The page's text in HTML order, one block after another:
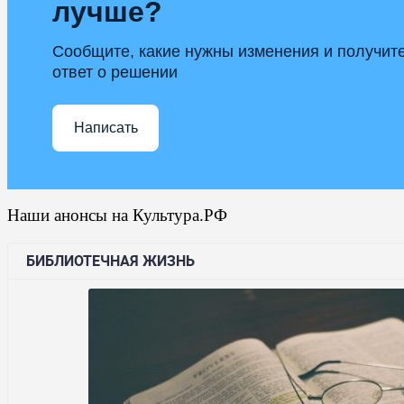
лучше?
Сообщите, какие нужны изменения и
ответ о решении
Написать
Наши анонсы на Культура.РФ